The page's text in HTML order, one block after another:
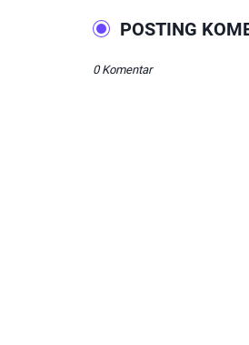
POSTING
0 Komentar